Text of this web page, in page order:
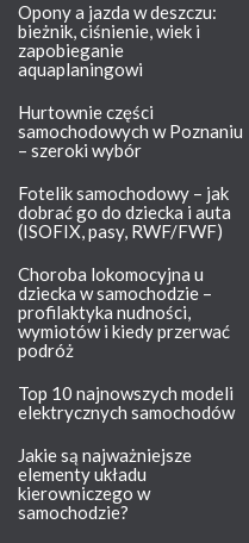
Opony a jazda w deszczu:
bieżnik, ciśnienie, wiek i
zapobieganie
aquaplaningowi
Hurtownie części
samochodowych w Poznaniu
– szeroki wybór
Fotelik samochodowy – jak
dobrać go do dziecka i auta
(ISOFIX, pasy, RWF/FWF)
Choroba lokomocyjna u
dziecka w samochodzie –
profilaktyka nudności,
wymiotów i kiedy przerwać
podróż
Top 10 najnowszych modeli
elektrycznych samochodów
Jakie są najważniejsze
elementy układu
kierowniczego w
samochodzie?